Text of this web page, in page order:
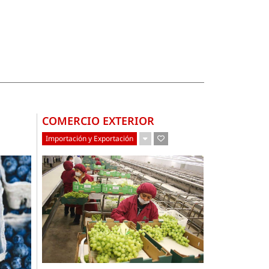
COMERCIO EXTERIOR
Importación y Exportación